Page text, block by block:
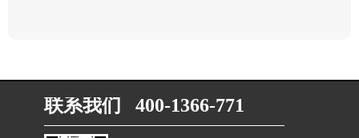
联系我们 400-1366-771